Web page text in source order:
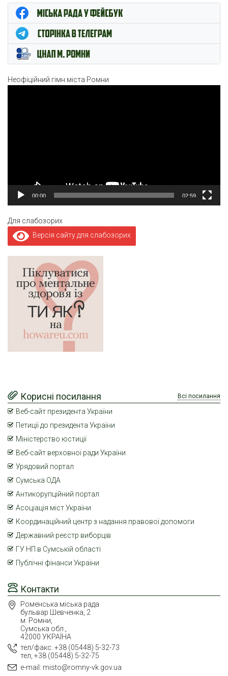
ЦНАП м. Ромни
Неофіційний гімн міста Ромни
00:00 02:59
Для слабозорих
Версія сайту для слабозорих
Контакти
Роменська міська рада
бульвар Шевченка, 2
м. Ромни,
Сумська обл.,
42000 УКРАЇНА
тел/факс: +38 (05448) 5-32-73
тел, +38 (05448) 5-32-75
e-mail: misto@romny-vk.gov.ua
Корисні посилання Всі посилання
Веб-сайт президента України
Петиції до президента України
Міністерство юстиції
Веб-сайт верховної ради України
Урядовий портал
Сумська ОДА
Антикорупційний портал
Асоціація міст України
Координаційний центр з надання правової допомоги
Державний реєстр виборців
ГУ НП в Сумській області
Публічні фінанси України